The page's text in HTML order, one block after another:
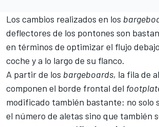
Los cambios realizados en los
deflectores de los pontones son
en términos de optimizar el flujo
coche y a lo largo de su flanco.
A partir de los bargeboards, la fila de
componen el borde frontal del
modificado también bastante: no solo
el número de aletas sino que también